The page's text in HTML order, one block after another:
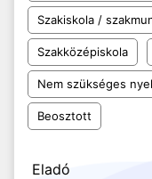
Szakiskola /
Szakközépiskola
Nem szükséges
Beosztott
Eladó